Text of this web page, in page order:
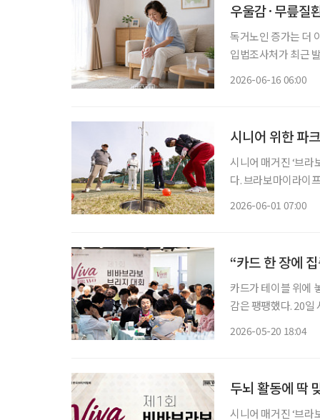
우울감·무릎질
독거노인 증가는 더
입법조사처가 최근
2026-06-16 06:00
시니어 위한 파
시니어 매거진 ‘브라
다. 브라보마이라이
2026-06-01 07:00
“카드 한 장에
카드가 테이블 위에
감은 팽팽했다. 20일 서울 강남구 이투데이빌딩에서 열린 ‘제1회 비바브라보 브리지 대회’ 현
2026-05-20 18:04
두뇌 활동에 딱
시니어 매거진 ‘브라